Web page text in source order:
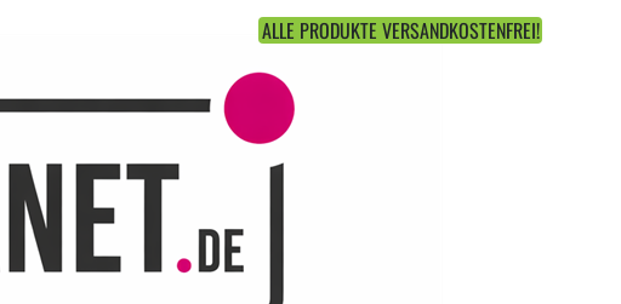
ALLE PRODUKTE VERSANDKOSTENFREI!